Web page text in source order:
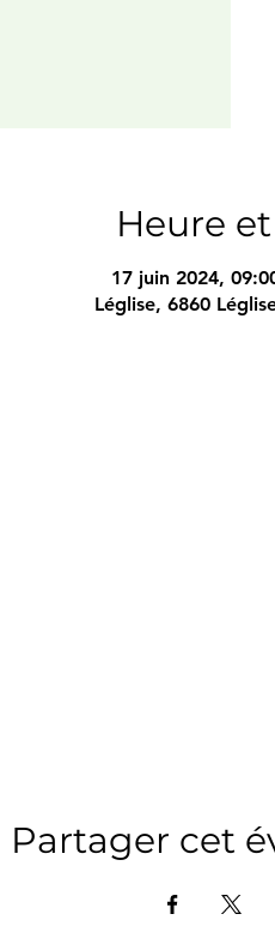
Heure
17 juin 2024,
Léglise, 6860
Partager cet